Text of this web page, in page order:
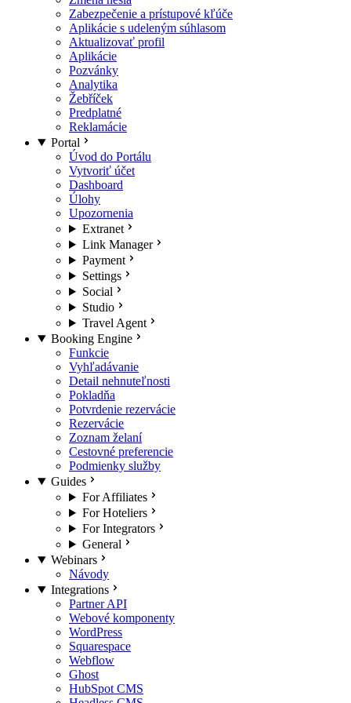
Zabezpečenie a prístupové kľúče
Aplikácie s udeleným súhlasom
Aktualizovať profil
Aplikácie
Pozvánky
Analytika
Žebříček
Predplatné
Reklamácie
Portal
Úvod do Portálu
Vytvoriť účet
Dashboard
Úlohy
Upozornenia
Extranet
Link Manager
Payment
Settings
Social
Studio
Travel Agent
Booking Engine
Funkcie
Vyhľadávanie
Detail nehnuteľnosti
Pokladňa
Potvrdenie rezervácie
Rezervácie
Zoznam želaní
Cestovné preferencie
Podmienky služby
Guides
For Affiliates
For Hoteliers
For Integrators
General
Webinars
Návody
Integrations
Partner API
Webové komponenty
WordPress
Squarespace
Webflow
Ghost
HubSpot CMS